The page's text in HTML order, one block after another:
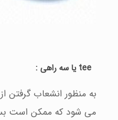
به منظور انشعاب گرفتن
می شود که ممکن است